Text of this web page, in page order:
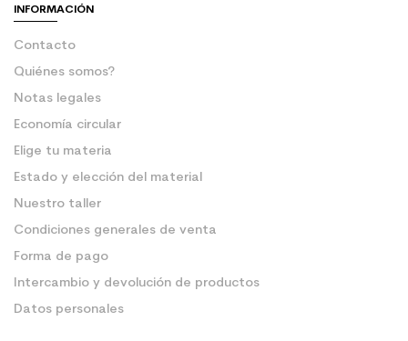
INFORMACIÓN
Contacto
Quiénes somos?
Notas legales
Economía circular
Elige tu materia
Estado y elección del material
Nuestro taller
Condiciones generales de venta
Forma de pago
Intercambio y devolución de productos
Datos personales